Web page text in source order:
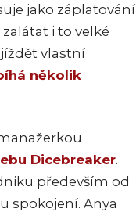
jako záplatování
i to velké
vlastní
několik
Dicebreaker.
především od
spokojení. Anya